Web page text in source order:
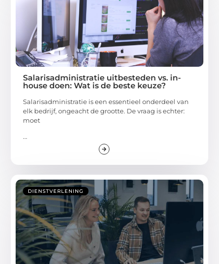
Salarisadministratie uitbesteden vs. in-
house doen: Wat is de beste keuze?
Salarisadministratie is een essentieel onderdeel van
elk bedrijf, ongeacht de grootte. De vraag is echter:
moet
...
DIENSTVERLENING